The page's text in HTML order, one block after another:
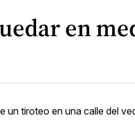
en
un tiroteo en una calle del